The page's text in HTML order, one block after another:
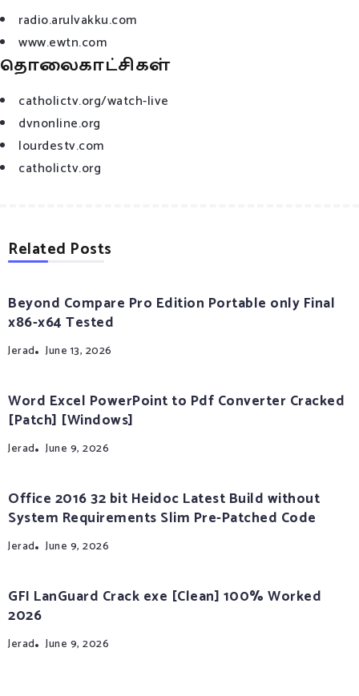
radio.arulvakku.com
www.ewtn.com
தொலைகாட்சிகள்
catholictv.org/watch-live
dvnonline.org
lourdestv.com
catholictv.org
Related Posts
Beyond Compare Pro Edition Portable only Final
x86-x64 Tested
Jerad June 13, 2026
Word Excel PowerPoint to Pdf Converter Cracked
[Patch] [Windows]
Jerad June 9, 2026
Office 2016 32 bit Heidoc Latest Build without
System Requirements Slim Pre-Patched Code
Jerad June 9, 2026
GFI LanGuard Crack exe [Clean] 100% Worked
2026
Jerad June 9, 2026